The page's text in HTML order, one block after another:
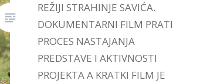
REŽIJI STRAHINJE SAVIĆA.
DOKUMENTARNI FILM PRATI
PROCES NASTAJANJA
PREDSTAVE I AKTIVNOSTI
PROJEKTA A KRATKI FILM JE